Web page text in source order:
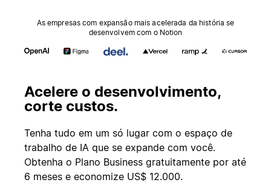
As empresas com expansão mais acelerada da história se
desenvolvem com o Notion
Acelere o desenvolvimento,
corte custos.
Tenha tudo em um só lugar com o espaço de
trabalho de IA que se expande com você.
Obtenha o Plano Business gratuitamente por até
6 meses e economize US$ 12.000.